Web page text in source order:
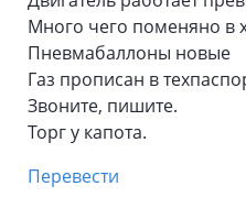
Много чего поменяно в
Пневмабаллоны новые
Газ прописан в
Звоните, пишите.
Торг у капота.
Перевести